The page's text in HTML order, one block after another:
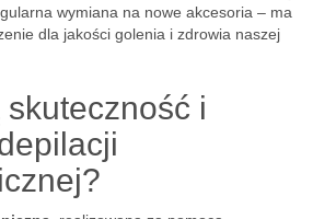
wymiana na nowe akcesoria – ma
dla jakości golenia i zdrowia naszej
i